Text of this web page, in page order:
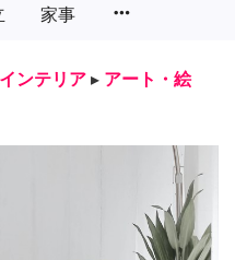
家事 more_horiz
インテリア ▸ アート・絵